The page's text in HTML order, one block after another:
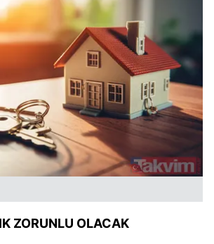
ZORUNLU OLACAK